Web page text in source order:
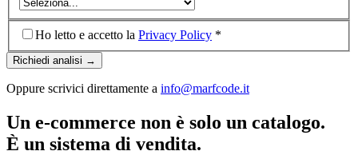
Ho letto e accetto la Privacy Policy *
Richiedi analisi →
Oppure scrivici direttamente a info@marfcode.it
Un e-commerce non è solo un catalogo.
È un sistema di vendita.